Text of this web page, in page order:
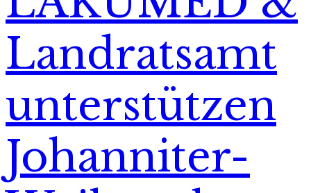
Landratsamt
unterstützen
Johanniter-